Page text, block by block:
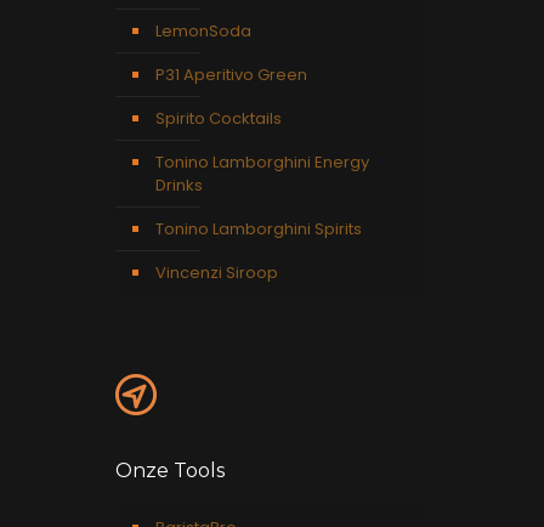
LemonSoda
P31 Aperitivo Green
Spirito Cocktails
Tonino Lamborghini Energy
Drinks
Tonino Lamborghini Spirits
Vincenzi Siroop
Onze Tools